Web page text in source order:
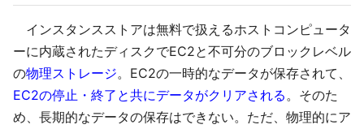
インスタンスストアは無料で扱えるホストコンピュータ
ーに内蔵されたディスクでEC2と不可分のブロックレベル
の物理ストレージ。EC2の一時的なデータが保存されて、
EC2の停止・終了と共にデータがクリアされる。そのた
め、長期的なデータの保存はできない。ただ、物理的にア